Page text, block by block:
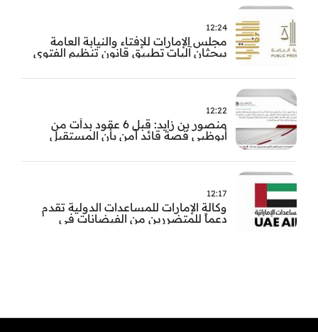
12:24
مجلس الإمارات للإفتاء والنيابة العامة
يبحثان آليات تطبيق قانون تنظيم الفتوى
12:22
منصور بن زايد: قبل 6 عقود بدأت من
أبوظبي قصة قائد آمن بأن المستقبل
12:17
وكالة الإمارات للمساعدات الدولية تقدم
دعماً للمتضررين من الفيضانات في